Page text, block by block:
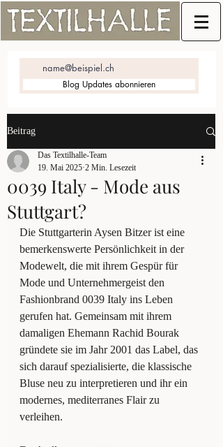
Blog Updates abonnieren
Beitrag
0039 Italy - Mode aus
Stuttgart?
Das Textilhalle-Team
19. Mai 2025 2 Min. Lesezeit
Die Stuttgarterin Aysen Bitzer ist eine
bemerkenswerte Persönlichkeit in der
Modewelt, die mit ihrem Gespür für
Mode und Unternehmergeist den
Fashionbrand 0039 Italy ins Leben
gerufen hat. Gemeinsam mit ihrem
damaligen Ehemann Rachid Bourak
gründete sie im Jahr 2001 das Label, das
sich darauf spezialisierte, die klassische
Bluse neu zu interpretieren und ihr ein
modernes, mediterranes Flair zu
verleihen.